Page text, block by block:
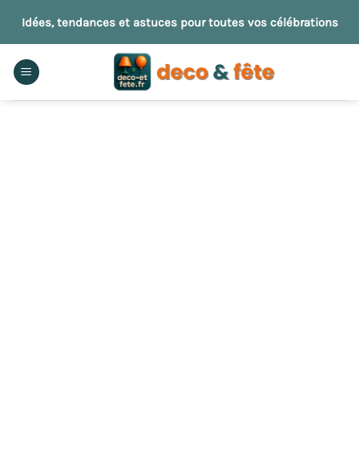
contenu
Idées, tendances et astuces pour toutes vos célébrations